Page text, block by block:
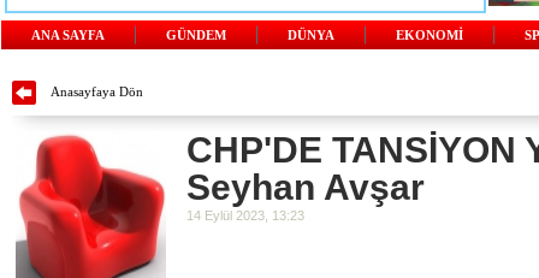
ANA SAYFA GÜNDEM DÜNYA EKONOMİ
Anasayfaya Dön
CHP'DE TANSİYON
Seyhan Avşar
14 Eylül 2023, 13:23